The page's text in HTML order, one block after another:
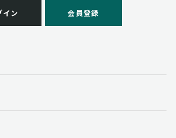
個人情報の利用目的の通知、開示、訂
よりお客様の個人情報の漏洩防止に
任意性
イン 会員登録